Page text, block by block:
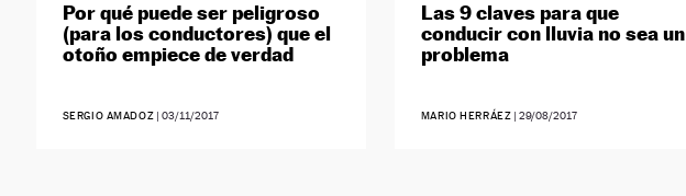
Por qué puede ser peligroso
(para los conductores) que el
otoño empiece de verdad
SERGIO AMADOZ |03/11/2017
Las 9 claves para que
conducir con lluvia no sea un
problema
MARIO HERRÁEZ |29/08/2017